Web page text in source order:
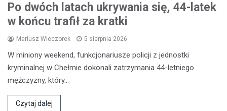
Po dwóch latach ukrywania się, 44-latek
w końcu trafił za kratki
Mariusz Wieczorek 5 sierpnia 2026
W miniony weekend, funkcjonariusze policji z jednostki
kryminalnej w Chełmie dokonali zatrzymania 44-letniego
mężczyzny, który…
Czytaj dalej